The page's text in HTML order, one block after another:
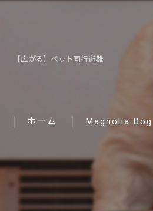
【広がる】ペット同行避難
ホーム Magnolia